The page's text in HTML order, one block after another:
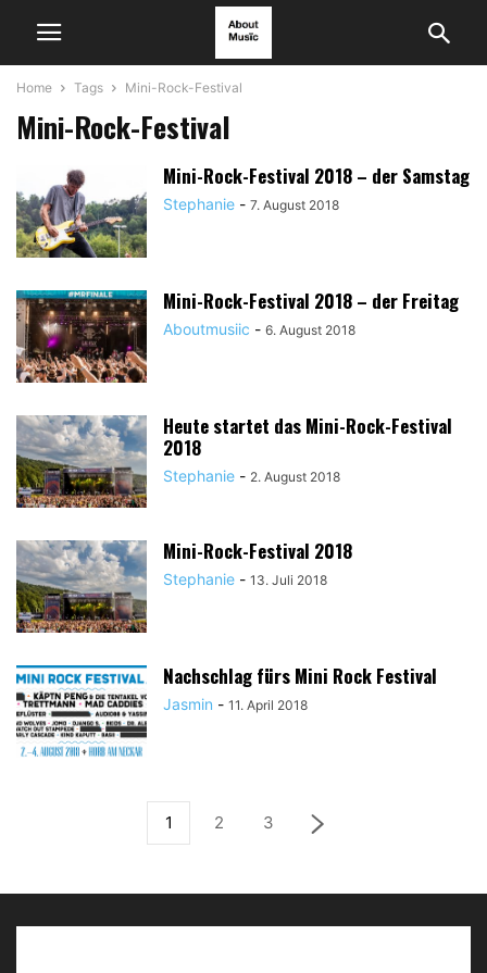
Home Tags Mini-Rock-Festival
Mini-Rock-Festival
Mini-Rock-Festival 2018 – der Samstag
Stephanie - 7. August 2018
Mini-Rock-Festival 2018 – der Freitag
Aboutmusiic - 6. August 2018
Heute startet das Mini-Rock-Festival
2018
Stephanie - 2. August 2018
Mini-Rock-Festival 2018
Stephanie - 13. Juli 2018
Nachschlag fürs Mini Rock Festival
Jasmin - 11. April 2018
1 2 3